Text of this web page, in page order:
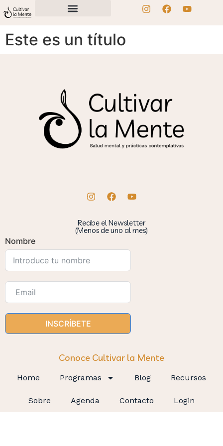
Este es un título
Recibe el Newsletter
(Menos de uno al mes)
Nombre
INSCRÍBETE
Conoce Cultivar la Mente
Home Programas Blog Recursos
Sobre Agenda Contacto Login